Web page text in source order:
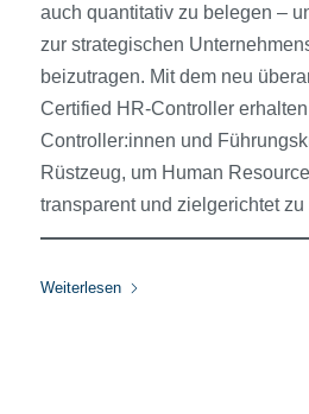
auch quantitativ zu belegen –
zur strategischen
beizutragen. Mit dem neu
Certified HR-Controller
Controller:innen und
Rüstzeug, um Human
transparent und zielgerichtet zu
Weiterlesen